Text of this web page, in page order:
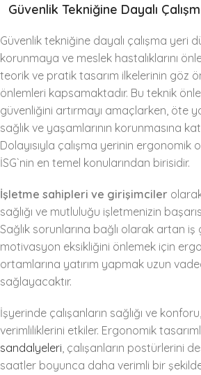
Güvenlik Tekniğine Dayalı
Güvenlik tekniğine dayalı çalışma yeri
korunmaya ve meslek hastalıklarını
teorik ve pratik tasarım ilkelerinin göz
önlemleri kapsamaktadır. Bu teknik
güvenliğini artırmayı amaçlarken, öte
sağlık ve yaşamlarının korunmasına
Dolayısıyla çalışma yerinin ergonomik
İSG`nin en temel konularından birisidir.
İşletme sahipleri ve girişimciler
sağlığı ve mutluluğu işletmenizin
Sağlık sorunlarına bağlı olarak artan iş
motivasyon eksikliğini önlemek için
ortamlarına yatırım yapmak uzun
sağlayacaktır.
İşyerinde çalışanların sağlığı ve
verimliliklerini etkiler. Ergonomik
sandalyeleri , çalışanların postürlerini
saatler boyunca daha verimli bir şekilde